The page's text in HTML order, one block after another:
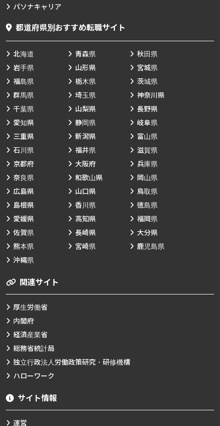
パソナキャリア
都道府県別おすすめ転職サイト
北海道 青森県
秋田県
岩手県
山形県
宮城県
福島県
栃木県
茨城県
群馬県
埼玉県
神奈川県
千葉県
山梨県
長野県
愛知県
静岡県
岐阜県
三重県
新潟県
富山県
石川県
福井県
滋賀県
京都府
大阪府
兵庫県
奈良県
和歌山県
岡山県
広島県
山口県
鳥取県
島根県
香川県
徳島県
愛媛県
高知県
福岡県
佐賀県
長崎県
大分県
熊本県
宮崎県
鹿児島県
沖縄県
関連サイト
厚生労働省
内閣府
経済産業省
総務省統計局
独立行政法人労働政策研究・研修機構
ハローワーク
サイト情報
運営